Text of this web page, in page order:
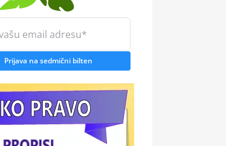
Prijava na sedmični bilten